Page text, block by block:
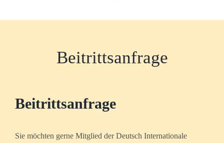
Beitrittsanfrage
Beitrittsanfrage
Sie möchten gerne Mitglied der Deutsch Internationale